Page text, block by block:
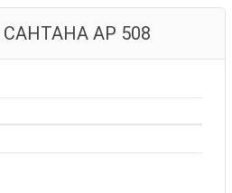
САНТАНА АР 508